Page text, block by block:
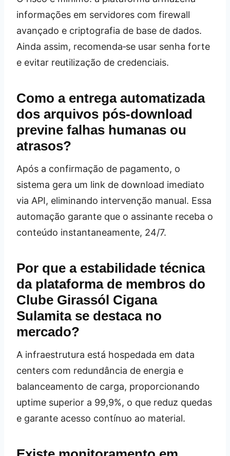
informações em servidores com firewall
avançado e criptografia de base de dados.
Ainda assim, recomenda‑se usar senha forte
e evitar reutilização de credenciais.
Como a entrega automatizada
dos arquivos pós‑download
previne falhas humanas ou
atrasos?
Após a confirmação de pagamento, o
sistema gera um link de download imediato
via API, eliminando intervenção manual. Essa
automação garante que o assinante receba o
conteúdo instantaneamente, 24/7.
Por que a estabilidade técnica
da plataforma de membros do
Clube Girassól Cigana
Sulamita se destaca no
mercado?
A infraestrutura está hospedada em data
centers com redundância de energia e
balanceamento de carga, proporcionando
uptime superior a 99,9%, o que reduz quedas
e garante acesso contínuo ao material.